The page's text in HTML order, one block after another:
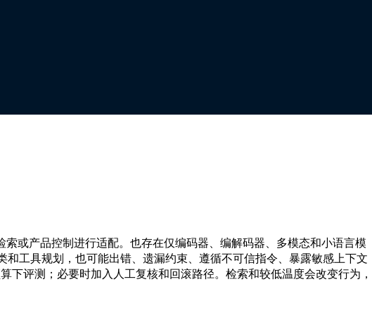
或产品控制进行适配。也存在仅编码器、编解码器、多模态和小语言模
工具规划，也可能出错、遗漏约束、遵循不可信指令、暴露敏感上下文
评测；必要时加入人工复核和回滚路径。检索和较低温度会改变行为，